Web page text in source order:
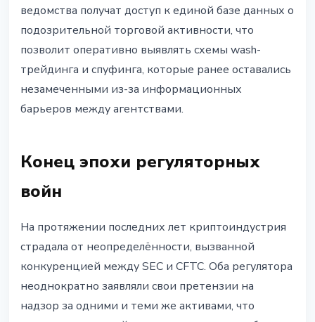
ведомства получат доступ к единой базе данных о
подозрительной торговой активности, что
позволит оперативно выявлять схемы wash-
трейдинга и спуфинга, которые ранее оставались
незамеченными из-за информационных
барьеров между агентствами.
Конец эпохи регуляторных
войн
На протяжении последних лет криптоиндустрия
страдала от неопределённости, вызванной
конкуренцией между SEC и CFTC. Оба регулятора
неоднократно заявляли свои претензии на
надзор за одними и теми же активами, что